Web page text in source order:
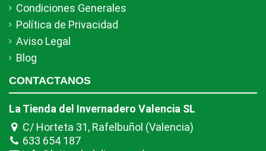
Condiciones Generales
Política de Privacidad
Aviso Legal
Blog
CONTACTANOS
La Tienda del Invernadero Valencia SL
C/ Horteta 31, Rafelbuñol (Valencia)
633 654 187